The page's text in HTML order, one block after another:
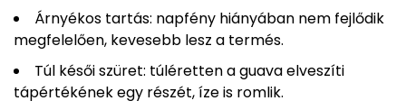
Árnyékos tartás: napfény hiányában nem fejlődik
megfelelően, kevesebb lesz a termés.
Túl késői szüret: túléretten a guava elveszíti
tápértékének egy részét, íze is romlik.